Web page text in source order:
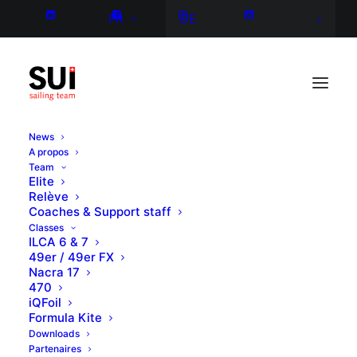
FR DE
News
A propos
Team
Elite
Relève
Coaches & Support staff
Classes
ILCA 6 & 7
49er / 49er FX
Nacra 17
470
iQFoil
Formula Kite
Downloads
Partenaires